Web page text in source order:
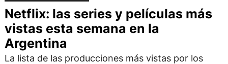
Netflix: las series y películas más
vistas esta semana en la
Argentina
La lista de las producciones más vistas por los